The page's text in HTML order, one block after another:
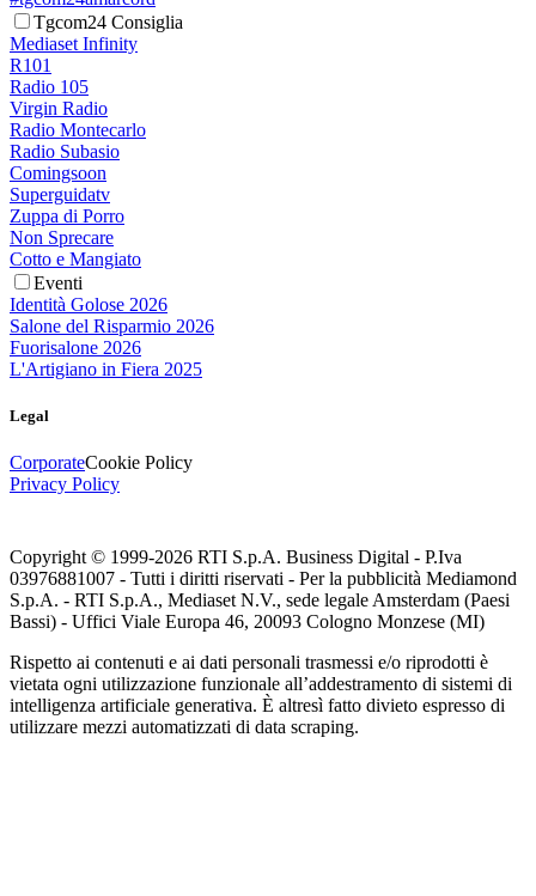
Tgcom24 Consiglia
Mediaset Infinity
R101
Radio 105
Virgin Radio
Radio Montecarlo
Radio Subasio
Comingsoon
Superguidatv
Zuppa di Porro
Non Sprecare
Cotto e Mangiato
Eventi
Identità Golose 2026
Salone del Risparmio 2026
Fuorisalone 2026
L'Artigiano in Fiera 2025
Legal
CorporateCookie Policy
Privacy Policy
Copyright © 1999-2026 RTI S.p.A. Business Digital - P.Iva
03976881007 - Tutti i diritti riservati - Per la pubblicità Mediamond
S.p.A. - RTI S.p.A., Mediaset N.V., sede legale Amsterdam (Paesi
Bassi) - Uffici Viale Europa 46, 20093 Cologno Monzese (MI)
Rispetto ai contenuti e ai dati personali trasmessi e/o riprodotti è
vietata ogni utilizzazione funzionale all’addestramento di sistemi di
intelligenza artificiale generativa. È altresì fatto divieto espresso di
utilizzare mezzi automatizzati di data scraping.